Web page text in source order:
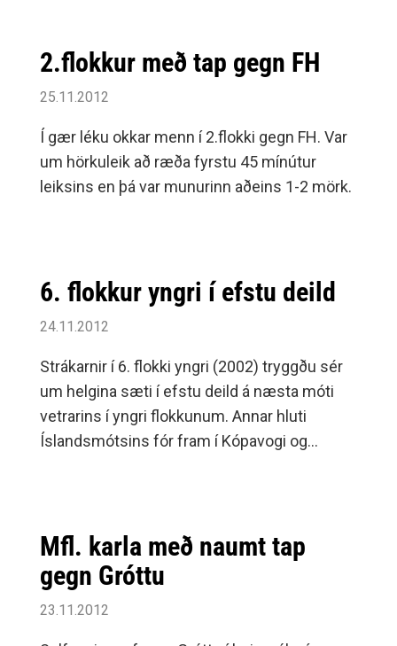
2.flokkur með tap gegn FH
25.11.2012
Í gær léku okkar menn í 2.flokki gegn FH. Var
um hörkuleik að ræða fyrstu 45 mínútur
leiksins en þá var munurinn aðeins 1-2 mörk.
6. flokkur yngri í efstu deild
24.11.2012
Strákarnir í 6. flokki yngri (2002) tryggðu sér
um helgina sæti í efstu deild á næsta móti
vetrarins í yngri flokkunum. Annar hluti
Íslandsmótsins fór fram í Kópavogi og
Mfl. karla með naumt tap
gegn Gróttu
23.11.2012